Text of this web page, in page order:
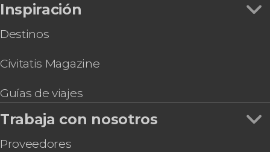
Inspiración
Destinos
Civitatis Magazine
Guías de viajes
Trabaja con nosotros
Proveedores